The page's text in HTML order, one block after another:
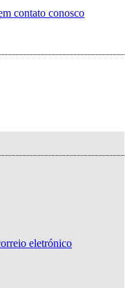
contato conosco
eletrónico